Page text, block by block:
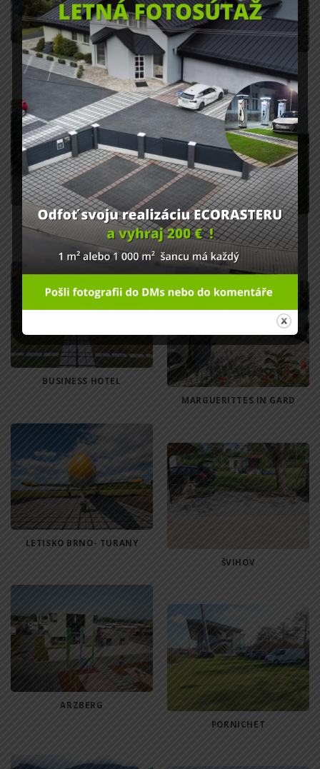
DOBŘÍŠ
PENZIÓN JURÁŠEK
TACHOV
POĽNOHOSPODÁRSKA
CESTA
BUSINESS HOTEL
MARGUERITTES IN GARD
LETISKO BRNO- TURANY
ŠVIHOV
ARZBERG
PORNICHET